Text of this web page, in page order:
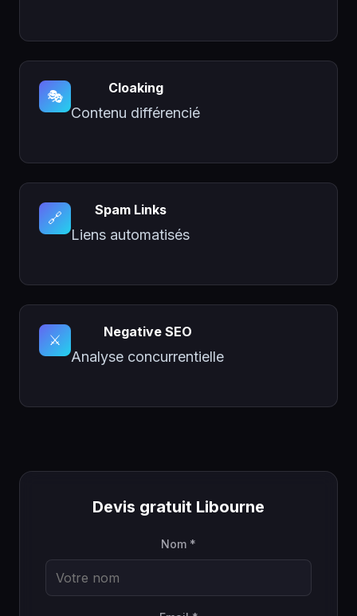
🎭 Cloaking
Contenu différencié
🔗 Spam Links
Liens automatisés
⚔️ Negative SEO
Analyse concurrentielle
Devis gratuit Libourne
Nom *